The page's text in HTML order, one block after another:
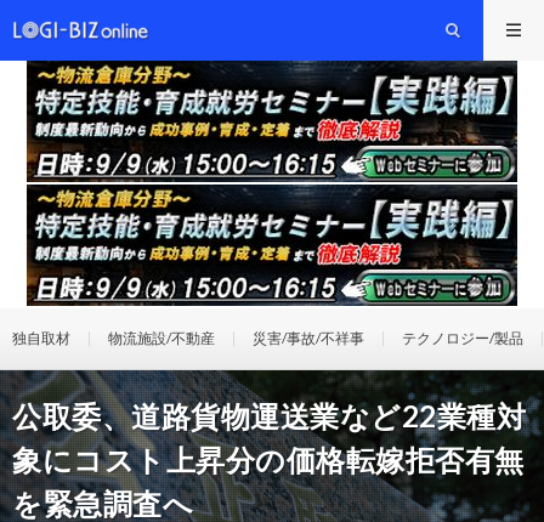
独自取材 物流施設/不動産 災害/事故/不祥事 テクノロジー/製品
公取委、道路貨物運送業など22業種対
象にコスト上昇分の価格転嫁拒否有無
を緊急調査へ